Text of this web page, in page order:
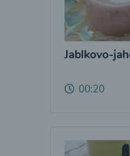
Jablkovo-
00:20